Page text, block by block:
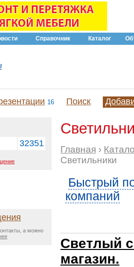
Справочник Каталог
16 Поиск
32351
а можно
Главная ›
Светильники
Быстрый
компаний
Светлый
магазин.